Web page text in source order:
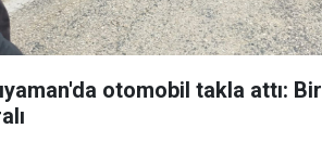
otomobil takla attı: Bir